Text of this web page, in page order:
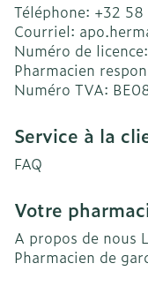
Téléphone: +32 58
Courriel:
Numéro de licence:
Pharmacien
Numéro TVA:
Service à la
FAQ
Votre
A propos de nous
Pharmacien de